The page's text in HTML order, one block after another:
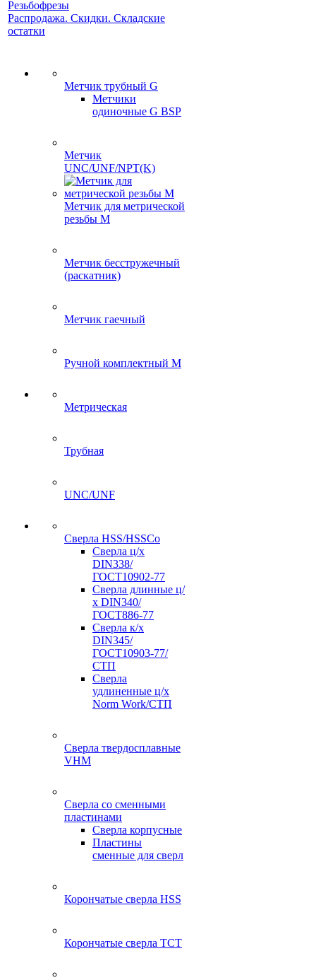
Резьбофрезы
Распродажа. Скидки. Складские
остатки
Метчик трубный G
Метчики
одиночные G BSP
Метчик
UNC/UNF/NPT(K)
Метчик для метрической
резьбы M
Метчик бесстружечный
(раскатник)
Метчик гаечный
Ручной комплектный M
Метрическая
Трубная
UNC/UNF
Сверла HSS/HSSCo
Сверла ц/х
DIN338/
ГОСТ10902-77
Сверла длинные ц/
х DIN340/
ГОСТ886-77
Сверла к/х
DIN345/
ГОСТ10903-77/
СТП
Сверла
удлиненные ц/х
Norm Work/СТП
Сверла твердосплавные
VHM
Сверла со сменными
пластинами
Сверла корпусные
Пластины
сменные для сверл
Корончатые сверла HSS
Корончатые сверла TCT